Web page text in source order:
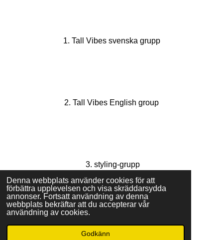
Denna webbplats använder cookies för att
förbättra upplevelsen och visa skräddarsydda
annonser. Fortsatt användning av denna
webbplats bekräftar att du accepterar vår
användning av cookies.
Godkänn
c
1. Tall Vibes svenska grupp
c
2. Tall Vibes English group
c
b
o
o
3. styling-grupp
I
s
4. Tall Vibes och jag
© 2023 - 2026 www.tallvibes.se